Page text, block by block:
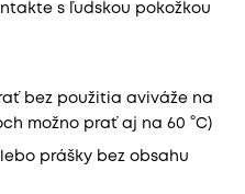
s ľudskou pokožkou
bez použitia aviváže na
možno prať aj na 60 °C)
prášky bez obsahu